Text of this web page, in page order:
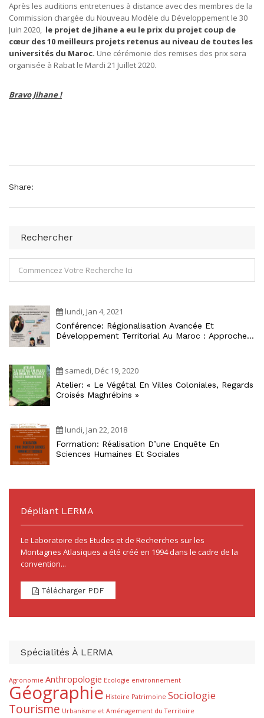
Après les auditions entretenues à distance avec des membres de la
Commission chargée du Nouveau Modèle du Développement le 30
Juin 2020, le projet de Jihane a eu le prix du projet coup de
cœur des 10 meilleurs projets retenus au niveau de toutes les
universités du Maroc. Une cérémonie des remises des prix sera
organisée à Rabat le Mardi 21 Juillet 2020.
Bravo Jihane !
Share:
Rechercher
lundi, Jan 4, 2021
Conférence: Régionalisation Avancée Et
Développement Territorial Au Maroc : Approche
samedi, Déc 19, 2020
Atelier: « Le Végétal En Villes Coloniales, Regards
Croisés Maghrébins »
lundi, Jan 22, 2018
Formation: Réalisation D’une Enquête En
Sciences Humaines Et Sociales
Dépliant LERMA
Le Laboratoire des Etudes et de Recherches sur les
Montagnes Atlasiques a été créé en 1994 dans le cadre de la
convention...
Télécharger PDF
Spécialités À LERMA
Agronomie Anthropologie Ecologie environnement
Géographie Histoire Patrimoine Sociologie
Tourisme Urbanisme et Aménagement du Territoire